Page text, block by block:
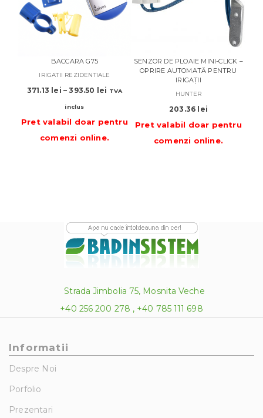
BACCARA G75
IRIGATII REZIDENTIALE
371.13 lei – 393.50 lei
371.13 lei
până
TVA
inclus
Pret valabil doar pentru
comenzi online.
SENZOR DE PLOAIE MINI-CLICK –
OPRIRE AUTOMATĂ PENTRU
IRIGAȚII
HUNTER
203.36 lei
Pret valabil doar pentru
comenzi online.
Strada Jimbolia 75, Mosnita Veche
+40 256 200 278 , +40 785 111 698
Informatii
Despre Noi
Porfolio
Prezentari